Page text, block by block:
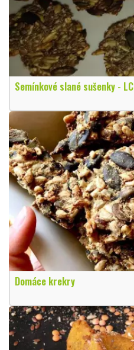
Semínkové slané sušenky - LC
Domáce krekry